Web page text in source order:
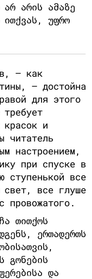
არ არის ამაზე
უფრო
— как
— достойна
для этого
красок и
читатель
настроением,
при спуске в
ступенькой все
свет, все глуше
провожатого.
თითქოს
ერთადერთს
გონების
და